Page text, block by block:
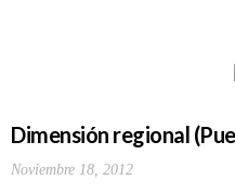
Dimensión regional
Noviembre 18, 2012